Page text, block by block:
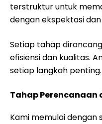
terstruktur untuk
dengan ekspektasi
Setiap tahap
efisiensi dan kualitas.
setiap langkah penting.
Tahap Perencanaan
Kami memulai dengan